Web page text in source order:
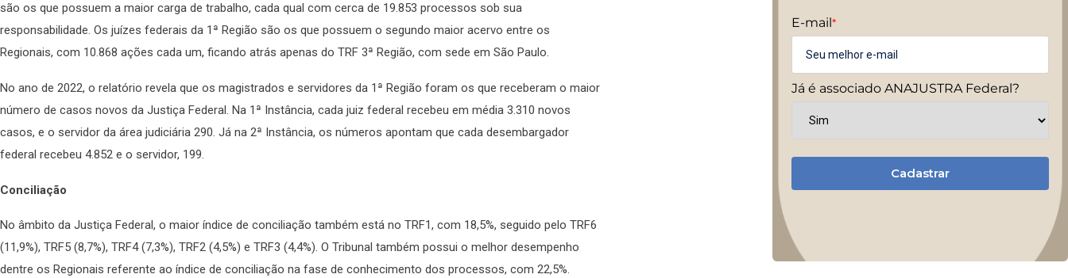
são os que possuem a maior carga de trabalho, cada qual com cerca de 19.853 processos sob sua
responsabilidade. Os juízes federais da 1ª Região são os que possuem o segundo maior acervo entre os
Regionais, com 10.868 ações cada um, ficando atrás apenas do TRF 3ª Região, com sede em São Paulo.
No ano de 2022, o relatório revela que os magistrados e servidores da 1ª Região foram os que receberam o maior
número de casos novos da Justiça Federal. Na 1ª Instância, cada juiz federal recebeu em média 3.310 novos
casos, e o servidor da área judiciária 290. Já na 2ª Instância, os números apontam que cada desembargador
federal recebeu 4.852 e o servidor, 199.
Conciliação
No âmbito da Justiça Federal, o maior índice de conciliação também está no TRF1, com 18,5%, seguido pelo TRF6
(11,9%), TRF5 (8,7%), TRF4 (7,3%), TRF2 (4,5%) e TRF3 (4,4%). O Tribunal também possui o melhor desempenho
dentre os Regionais referente ao índice de conciliação na fase de conhecimento dos processos, com 22,5%.
E-mail *
Já é associado ANAJUSTRA Federal?
Cadastrar